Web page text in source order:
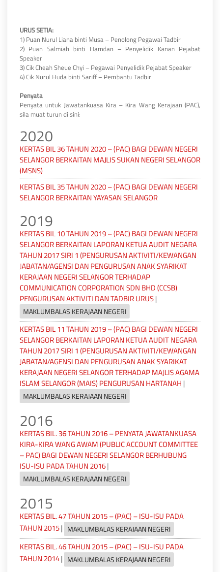
URUS SETIA:
1) Puan Nurul Liana binti Musa – Penolong Pegawai Tadbir
2) Puan Salmiah binti Hamdan – Penyelidik Kanan Pejabat
Speaker
3) Cik Cheah Sheue Chyi – Pegawai Penyelidik Pejabat Speaker
4) Cik Nurul Huda binti Sariff – Pembantu Tadbir
Penyata
Penyata untuk Jawatankuasa Kira – Kira Wang Kerajaan (PAC),
sila muat turun di sini:
2020
KERTAS BIL 36 TAHUN 2020 – (PAC) BAGI DEWAN NEGERI
SELANGOR BERKAITAN MAJLIS SUKAN NEGERI SELANGOR
(MSNS)
KERTAS BIL 35 TAHUN 2020 – (PAC) BAGI DEWAN NEGERI
SELANGOR BERKAITAN YAYASAN SELANGOR
2019
KERTAS BIL 10 TAHUN 2019 – (PAC) BAGI DEWAN NEGERI
SELANGOR BERKAITAN LAPORAN KETUA AUDIT NEGARA
TAHUN 2017 SIRI 1 (PENGURUSAN AKTIVITI/KEWANGAN
JABATAN/AGENSI DAN PENGURUSAN ANAK SYARIKAT
KERAJAAN NEGERI SELANGOR TERHADAP
COMMUNICATION CORPORATION SDN BHD (CCSB)
PENGURUSAN AKTIVITI DAN TADBIR URUS|
MAKLUMBALAS KERAJAAN NEGERI
KERTAS BIL 11 TAHUN 2019 – (PAC) BAGI DEWAN NEGERI
SELANGOR BERKAITAN LAPORAN KETUA AUDIT NEGARA
TAHUN 2017 SIRI 1 (PENGURUSAN AKTIVITI/KEWANGAN
JABATAN/AGENSI DAN PENGURUSAN ANAK SYARIKAT
KERAJAAN NEGERI SELANGOR TERHADAP MAJLIS AGAMA
ISLAM SELANGOR (MAIS) PENGURUSAN HARTANAH |
MAKLUMBALAS KERAJAAN NEGERI
2016
KERTAS BIL. 36 TAHUN 2016 – PENYATA JAWATANKUASA
KIRA-KIRA WANG AWAM (PUBLIC ACCOUNT COMMITTEE
– PAC) BAGI DEWAN NEGERI SELANGOR BERHUBUNG
ISU-ISU PADA TAHUN 2016|
MAKLUMBALAS KERAJAAN NEGERI
2015
KERTAS BIL. 47 TAHUN 2015 – (PAC) – ISU-ISU PADA
TAHUN 2015| MAKLUMBALAS KERAJAAN NEGERI
KERTAS BIL. 46 TAHUN 2015 – (PAC) – ISU-ISU PADA
TAHUN 2014| MAKLUMBALAS KERAJAAN NEGERI